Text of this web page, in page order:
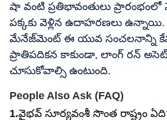
షా వంటి ప్రతిభావంతులు
పక్కకు వెళ్లిన ఉదాహరణలు
మేనేజ్‌మెంట్ ఈ యువ సంచలనాన్ని
ప్రాతిపదికన కాకుండా, లాంగ్ రన్
చూసుకోవాల్సి ఉంటుంది.
People Also Ask (FAQ)
వైభవ్ సూర్యవంశీ సొంత రాష్ట్రం